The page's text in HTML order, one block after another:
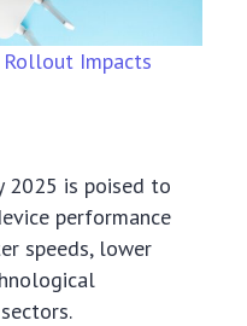
Rollout Impacts
2025 is poised to
performance
speeds, lower